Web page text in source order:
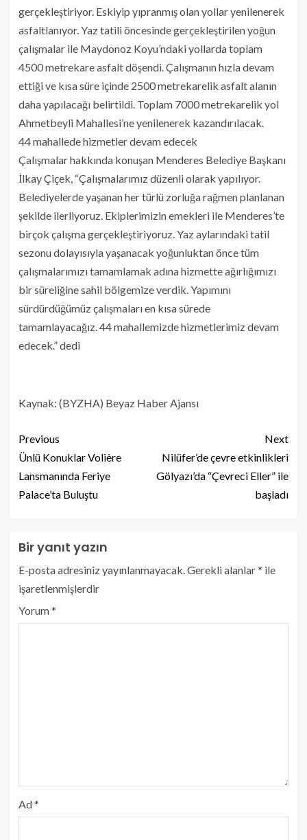
gerçekleştiriyor. Eskiyip yıpranmış olan yollar yenilenerek
asfaltlanıyor. Yaz tatili öncesinde gerçekleştirilen yoğun
çalışmalar ile Maydonoz Koyu’ndaki yollarda toplam
4500 metrekare asfalt döşendi. Çalışmanın hızla devam
ettiği ve kısa süre içinde 2500 metrekarelik asfalt alanın
daha yapılacağı belirtildi. Toplam 7000 metrekarelik yol
Ahmetbeyli Mahallesi’ne yenilenerek kazandırılacak.
44 mahallede hizmetler devam edecek
Çalışmalar hakkında konuşan Menderes Belediye Başkanı
İlkay Çiçek, “Çalışmalarımız düzenli olarak yapılıyor.
Belediyelerde yaşanan her türlü zorluğa rağmen planlanan
şekilde ilerliyoruz. Ekiplerimizin emekleri ile Menderes’te
birçok çalışma gerçekleştiriyoruz. Yaz aylarındaki tatil
sezonu dolayısıyla yaşanacak yoğunluktan önce tüm
çalışmalarımızı tamamlamak adına hizmette ağırlığımızı
bir süreliğine sahil bölgemize verdik. Yapımını
sürdürdüğümüz çalışmaları en kısa sürede
tamamlayacağız. 44 mahallemizde hizmetlerimiz devam
edecek.” dedi
Kaynak: (BYZHA) Beyaz Haber Ajansı
Previous
Ünlü Konuklar Volière
Lansmanında Feriye
Palace’ta Buluştu
Next
Nilüfer’de çevre etkinlikleri
Gölyazı’da “Çevreci Eller” ile
başladı
Bir yanıt yazın
E-posta adresiniz yayınlanmayacak. Gerekli alanlar* ile
işaretlenmişlerdir
Yorum*
Ad*